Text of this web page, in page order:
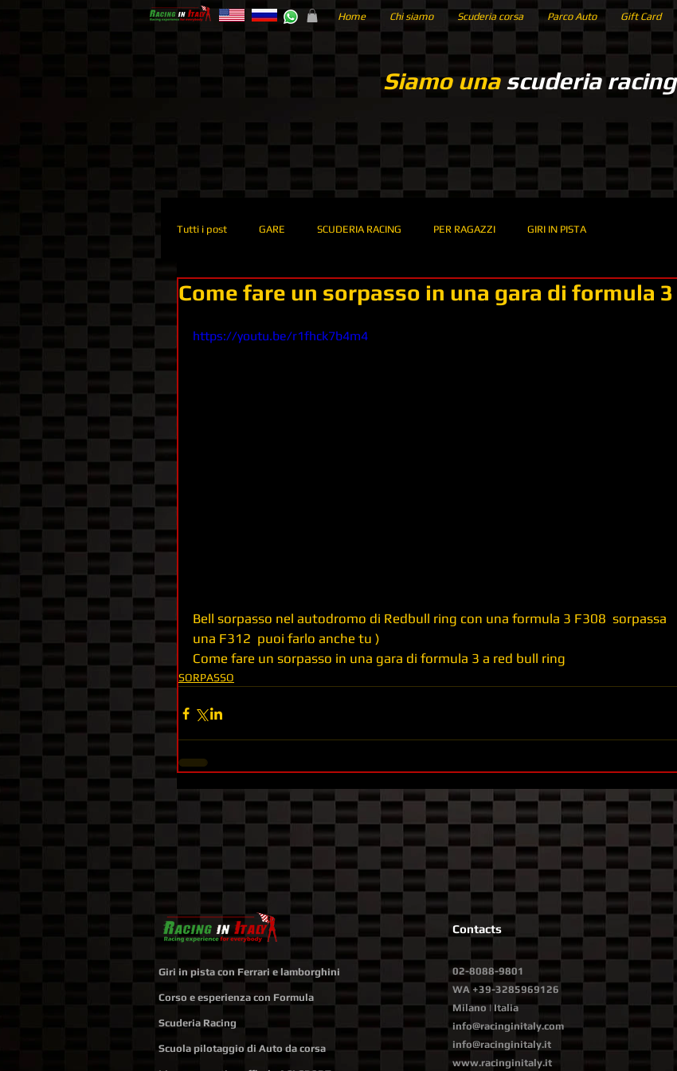
Home Chi siamo Scuderia corsa Parco Auto Gift Card
Siamo una scuderia racing
Tutti i post GARE SCUDERIA RACING PER RAGAZZI GIRI IN PISTA
GIORNATA IN PISTA EVENTI NOLEGGIO MACCHINE COME GUIDARE
Come fare un sorpasso in una gara di formula 3
https://youtu.be/r1fhck7b4m4
Bell sorpasso nel autodromo di Redbull ring con una formula 3 F308  sorpassa
una F312  puoi farlo anche tu )
Come fare un sorpasso in una gara di formula 3 a red bull ring
SORPASSO
Giri in pista con Ferrari e lamborghini
Corso e esperienza con Formula
Scuderia Racing
Scuola pilotaggio di Auto da corsa
Contacts
02-8088-9801
WA +39-3285969126
Milano | Italia
info@racinginitaly.com
info@racinginitaly.it
www.racinginitaly.it